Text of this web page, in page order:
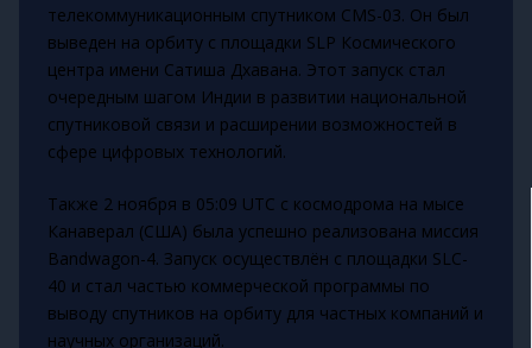
телекоммуникационным спутником CMS-03. Он был
выведен на орбиту с площадки SLP Космического
центра имени Сатиша Дхавана. Этот запуск стал
очередным шагом Индии в развитии национальной
спутниковой связи и расширении возможностей в
сфере цифровых технологий.
Также 2 ноября в 05:09 UTC с космодрома на мысе
Канаверал (США) была успешно реализована миссия
Bandwagon-4. Запуск осуществлён с площадки SLC-
40 и стал частью коммерческой программы по
выводу спутников на орбиту для частных компаний и
научных организаций.